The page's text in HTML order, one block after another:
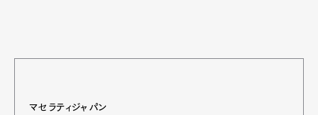
マセラティジャパン